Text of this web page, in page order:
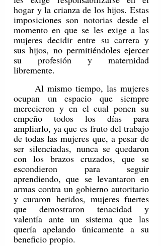
hogar y la crianza de los hijos. Estas
imposiciones son notorias desde el
momento en que se les exige a las
mujeres decidir entre su carrera y
sus hijos, no permitiéndoles ejercer
su profesión y maternidad
libremente.
ocupan un espacio que siempre
merecieron y en el cual ponen su
empeño todos los días para
ampliarlo, ya que es fruto del trabajo
de todas las mujeres que, a pesar de
ser silenciadas, nunca se quedaron
con los brazos cruzados, que se
escondieron para seguir
aprendiendo, que se levantaron en
armas contra un gobierno autoritario
y curaron heridos, mujeres fuertes
que demostraron tenacidad y
valentía ante un sistema que las
quería apelando únicamente a su
beneficio propio.